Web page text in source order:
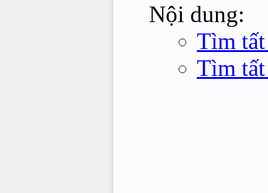
Nội dung:
Tìm
Tìm